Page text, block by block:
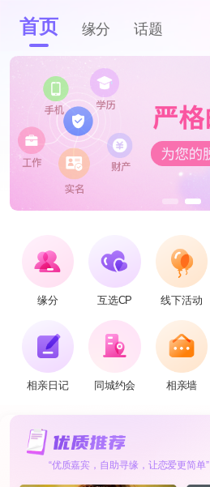
首页 缘分 话题
缘分 互选CP 线下活动
相亲日记 同城约会 相亲墙
“优质嘉宾，自助寻缘，让恋爱更简单”